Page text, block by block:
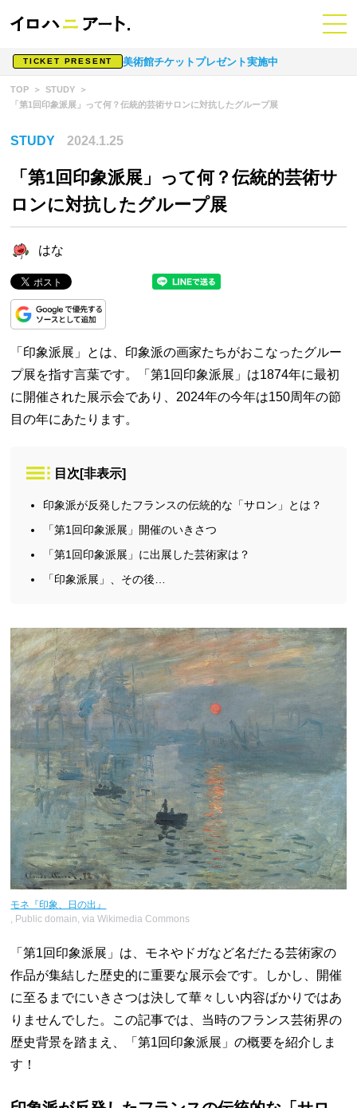
TICKET PRESENT 美術館チケットプレゼント実施中
TOP
STUDY
「第1回印象派展」って何？伝統的芸術サロンに対抗したグループ展
STUDY 2024.1.25
「第1回印象派展」って何？伝統的芸術サ
ロンに対抗したグループ展
はな
「印象派展」とは、印象派の画家たちがおこなったグルー
プ展を指す言葉です。「第1回印象派展」は1874年に最初
に開催された展示会であり、2024年の今年は150周年の節
目の年にあたります。
目次 [非表示]
印象派が反発したフランスの伝統的な「サロン」とは？
「第1回印象派展」開催のいきさつ
「第1回印象派展」に出展した芸術家は？
「印象派展」、その後…
モネ『印象、日の出』
, Public domain, via Wikimedia Commons
「第1回印象派展」は、モネやドガなど名だたる芸術家の
作品が集結した歴史的に重要な展示会です。しかし、開催
に至るまでにいきさつは決して華々しい内容ばかりではあ
りませんでした。この記事では、当時のフランス芸術界の
歴史背景を踏まえ、「第1回印象派展」の概要を紹介しま
す！